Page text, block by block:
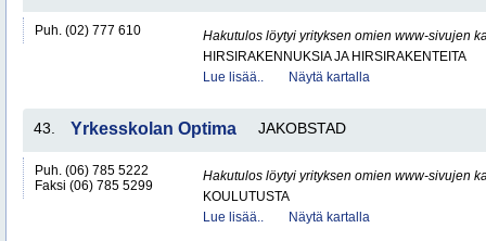
Puh. (02) 777 610
Hakutulos löytyi yrityksen omien www-sivujen
HIRSIRAKENNUKSIA JA HIRSIRAKENTEITA
Lue lisää..
Näytä kartalla
43. Yrkesskolan Optima JAKOBSTAD
Puh. (06) 785 5222
Faksi (06) 785 5299
Hakutulos löytyi yrityksen omien www-sivujen
KOULUTUSTA
Lue lisää..
Näytä kartalla